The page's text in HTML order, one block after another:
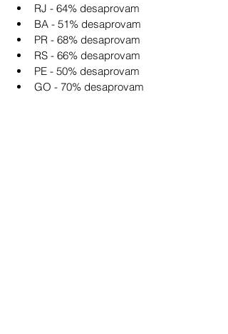
﻿﻿RJ - 64% desaprovam
﻿﻿BA - 51% desaprovam
﻿﻿PR - 68% desaprovam
﻿﻿RS - 66% desaprovam
﻿﻿PE - 50% desaprovam
﻿﻿GO - 70% desaprovam